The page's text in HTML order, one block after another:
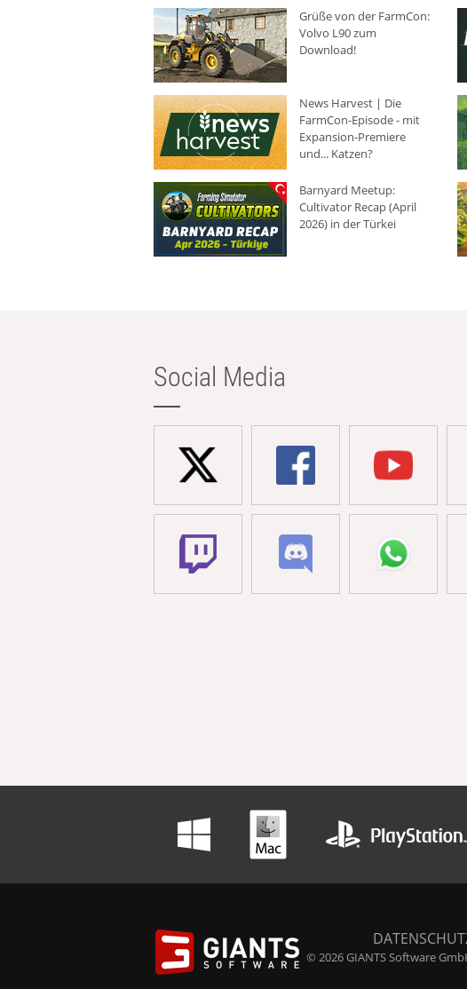
Grüße von der FarmCon:
Volvo L90 zum
Download!
News Harvest | Die
FarmCon-Episode - mit
Expansion-Premiere
und... Katzen?
Barnyard Meetup:
Cultivator Recap (April
2026) in der Türkei
Social Media
© 2026 GIANTS Software